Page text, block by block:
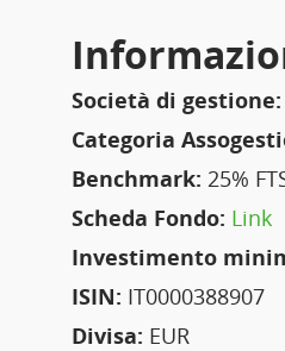
Società di gestione:
Categoria
Benchmark: 25%
Scheda Fondo: Link
Investimento
ISIN: IT0000388907
Divisa: EUR